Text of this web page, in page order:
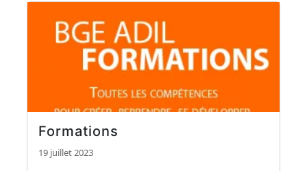
Formations
19 juillet 2023